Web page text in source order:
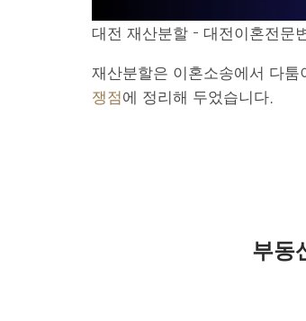
대전 재산분할 – 대전이혼전문
재산분할은 이혼소송에서 다
쟁점에 정리해 두었습니다.
부동